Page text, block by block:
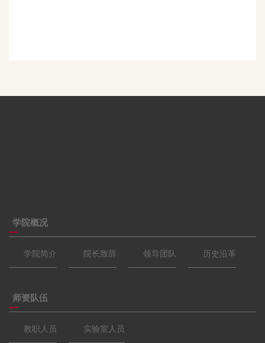
学院概况
学院简介 院长致辞 领导团队 历史沿革
师资队伍
教职人员 实验室人员